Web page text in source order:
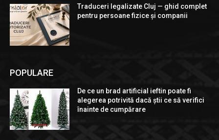
Traduceri legalizate Cluj — ghid complet
pentru persoane fizice și companii
POPULARE
De ce un brad artificial ieftin poate fi
alegerea potrivită dacă știi ce să verifici
înainte de cumpărare